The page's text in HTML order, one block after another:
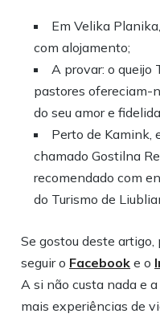
Em Velika
com alojamento;
A provar: o queijo
pastores ofereciam-
do seu amor e
Perto de Kamink,
chamado Gostilna
recomendado com
do Turismo de
Se gostou deste
seguir o Facebook e o
A si não custa nada e
mais experiências de